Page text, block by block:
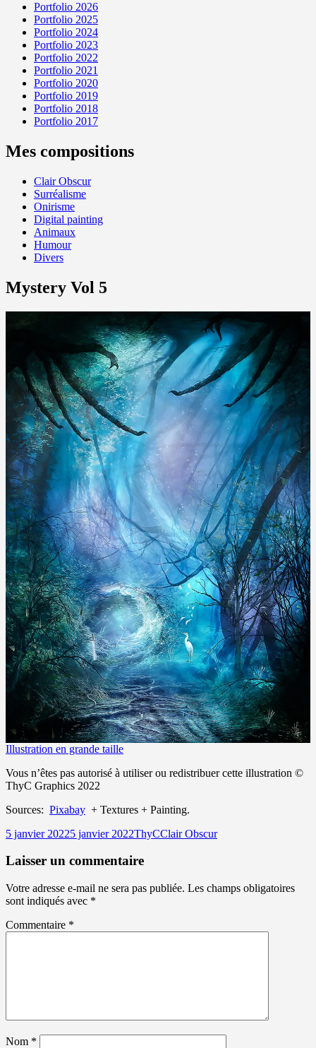
Portfolio 2026
Portfolio 2025
Portfolio 2024
Portfolio 2023
Portfolio 2022
Portfolio 2021
Portfolio 2020
Portfolio 2019
Portfolio 2018
Portfolio 2017
Mes compositions
Clair Obscur
Surréalisme
Onirisme
Digital painting
Animaux
Humour
Divers
Mystery Vol 5
Illustration en grande taille
Vous n’êtes pas autorisé à utiliser ou redistribuer cette illustration ©
ThyC Graphics 2022
Sources: Pixabay + Textures + Painting.
Publié
5 janvier 20225 janvier 2022Auteur
ThyCCatégories
Clair Obscur
Laisser un commentaire
Votre adresse e-mail ne sera pas publiée. Les champs obligatoires
sont indiqués avec *
Commentaire *
Nom *